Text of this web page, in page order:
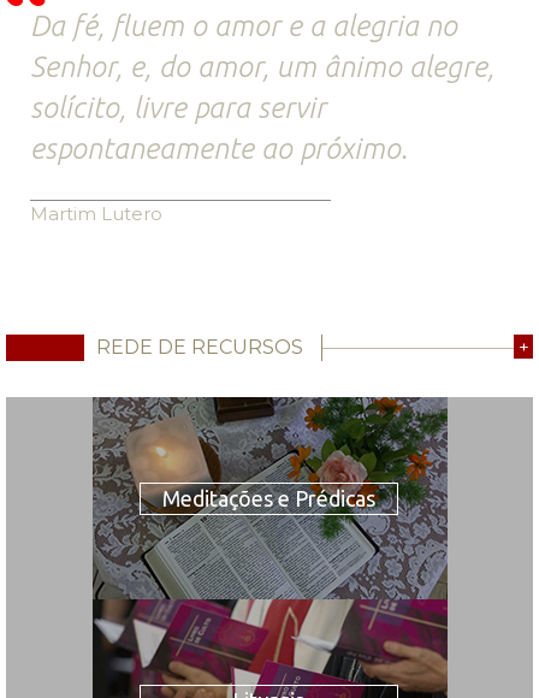
Da fé, fluem o amor e a alegria no
Senhor, e, do amor, um ânimo alegre,
solícito, livre para servir
espontaneamente ao próximo.
Martim Lutero
REDE DE RECURSOS +
Meditações e Prédicas